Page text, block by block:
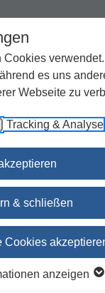
es uns
Webseite zu
Tracking & Analyse
& schließen
Cookies
anzeigen
Kirchenjahr /
/